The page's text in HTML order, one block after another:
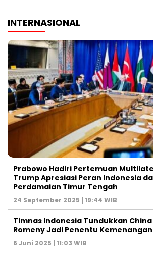
INTERNASIONAL
Prabowo Hadiri Pertemuan
Trump Apresiasi Peran Indonesia
Perdamaian Timur Tengah
24 September 2025 | 19:44 WIB
Timnas Indonesia Tundukkan China
Romeny Jadi Penentu Kemenangan
6 Juni 2025 | 11:03 WIB